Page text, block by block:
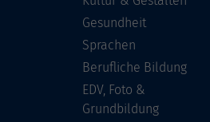
Gesundheit
Sprachen
Berufliche Bildung
EDV, Foto &
Grundbildung